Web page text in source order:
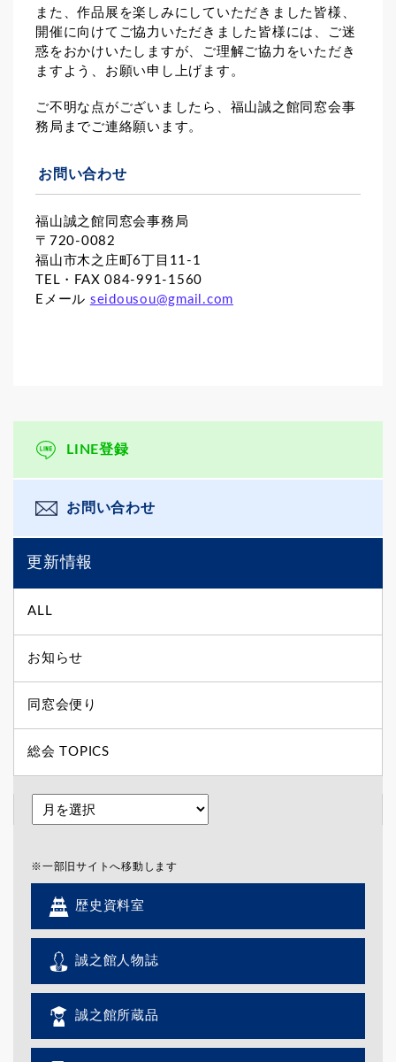
また、作品展を楽しみにしていただきました皆様、
開催に向けてご協力いただきました皆様には、ご迷
惑をおかけいたしますが、ご理解ご協力をいただき
ますよう、お願い申し上げます。
ご不明な点がございましたら、福山誠之館同窓会事
務局までご連絡願います。
お問い合わせ
福山誠之館同窓会事務局
〒720-0082
福山市木之庄町6丁目11-1
TEL・FAX 084-991-1560
Eメール seidousou@gmail.com
LINE登録
お問い合わせ
更新情報
ALL
お知らせ
同窓会便り
総会 TOPICS
※一部旧サイトへ移動します
歴史資料室
誠之館人物誌
誠之館所蔵品